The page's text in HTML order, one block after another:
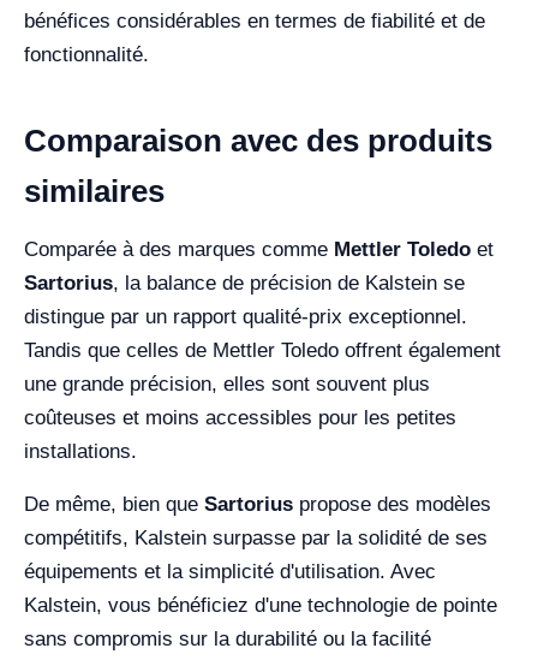
bénéfices considérables en termes de fiabilité et de
fonctionnalité.
Comparaison avec des produits
similaires
Comparée à des marques comme Mettler Toledo et
Sartorius, la balance de précision de Kalstein se
distingue par un rapport qualité-prix exceptionnel.
Tandis que celles de Mettler Toledo offrent également
une grande précision, elles sont souvent plus
coûteuses et moins accessibles pour les petites
installations.
De même, bien que Sartorius propose des modèles
compétitifs, Kalstein surpasse par la solidité de ses
équipements et la simplicité d'utilisation. Avec
Kalstein, vous bénéficiez d'une technologie de pointe
sans compromis sur la durabilité ou la facilité